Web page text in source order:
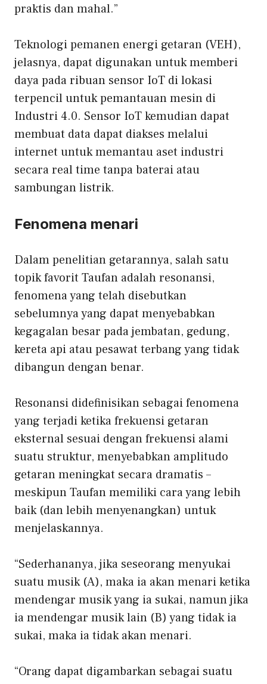
praktis dan mahal.”
Teknologi pemanen energi getaran (VEH),
jelasnya, dapat digunakan untuk memberi
daya pada ribuan sensor IoT di lokasi
terpencil untuk pemantauan mesin di
Industri 4.0. Sensor IoT kemudian dapat
membuat data dapat diakses melalui
internet untuk memantau aset industri
secara real time tanpa baterai atau
sambungan listrik.
Fenomena menari
Dalam penelitian getarannya, salah satu
topik favorit Taufan adalah resonansi,
fenomena yang telah disebutkan
sebelumnya yang dapat menyebabkan
kegagalan besar pada jembatan, gedung,
kereta api atau pesawat terbang yang tidak
dibangun dengan benar.
Resonansi didefinisikan sebagai fenomena
yang terjadi ketika frekuensi getaran
eksternal sesuai dengan frekuensi alami
suatu struktur, menyebabkan amplitudo
getaran meningkat secara dramatis –
meskipun Taufan memiliki cara yang lebih
baik (dan lebih menyenangkan) untuk
menjelaskannya.
“Sederhananya, jika seseorang menyukai
suatu musik (A), maka ia akan menari ketika
mendengar musik yang ia sukai, namun jika
ia mendengar musik lain (B) yang tidak ia
sukai, maka ia tidak akan menari.
“Orang dapat digambarkan sebagai suatu